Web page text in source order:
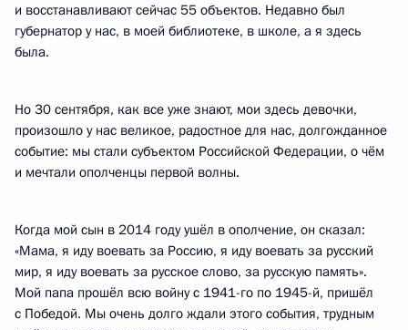
и восстанавливают сейчас 55 объектов. Недавно был
губернатор у нас, в моей библиотеке, в школе, а я здесь
была.
Но 30 сентября, как все уже знают, мои здесь девочки,
произошло у нас великое, радостное для нас, долгожданное
событие: мы стали субъектом Российской Федерации, о чём
и мечтали ополченцы первой волны.
Когда мой сын в 2014 году ушёл в ополчение, он сказал:
«Мама, я иду воевать за Россию, я иду воевать за русский
мир, я иду воевать за русское слово, за русскую память».
Мой папа прошёл всю войну с 1941-го по 1945-й, пришёл
с Победой. Мы очень долго ждали этого события, трудным